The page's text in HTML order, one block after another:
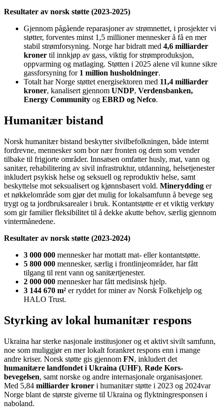
Resultater av norsk støtte (2023-2025)
Gjennom pågående reparasjoner av strømnettet, i prosjekter vi
støtter, forventes minst 1,5 millioner mennesker å få en mer
stabil strømforsyning. Norge har bidratt med 4,6 milliarder
kroner til innkjøp av gass, viktig for strømproduksjon,
oppvarming og matlaging. Støtten i 2025 alene vil kunne sikre
gassforsyning for 1 million husholdninger.
Totalt har Norge støttet energisektoren med 11,4 milliarder
kroner, kanalisert gjennom UNDP, Verdensbanken,
Energy Community og EBRD og Nefco.
Humanitær bistand
Norsk humanitær bistand beskytter sivilbefolkningen, både internt
fordrevne, mennesker som bor nær fronten og dem som vender
tilbake til frigjorte områder. Innsatsen omfatter husly, mat, vann og
sanitær, rehabilitering av sivil infrastruktur, utdanning, helsetjenester
inkludert psykisk helse og seksuell og reproduktiv helse, samt
beskyttelse mot seksualisert og kjønnsbasert vold. Minerydding er
et nøkkelområde som gjør det mulig for lokalsamfunn å bevege seg
trygt og ta jordbruksarealer i bruk. Kontantstøtte er et viktig verktøy
som gir familier fleksibilitet til å dekke akutte behov, særlig gjennom
vintermånedene.
Resultater av norsk støtte (2023-2024)
3 000 000 mennesker har mottatt mat- eller kontantstøtte.
5 800 000 mennesker, særlig i frontlinjeområder, har fått
tilgang til rent vann og sanitærtjenester.
2 000 000 mennesker har fått medisinsk hjelp.
3 144 670 m² er ryddet for miner av Norsk Folkehjelp og
HALO Trust.
Styrking av lokal humanitær respons
Ukraina har sterke nasjonale institusjoner og et aktivt sivilt samfunn,
noe som muliggjør en mer lokalt forankret respons enn i mange
andre kriser. Norsk støtte gis gjennom FN, inkludert det
humanitære landfondet i Ukraina (UHF), Røde Kors-
bevegelsen, samt norske og andre internasjonale organisasjoner.
Med 5,84 milliarder kroner i humanitær støtte i 2023 og 2024var
Norge blant de største giverne til Ukraina og flyktningresponsen i
naboland.